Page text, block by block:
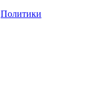
Политики